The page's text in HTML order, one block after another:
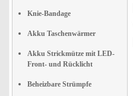
Knie-Bandage
Akku Taschenwärmer
Akku Strickmütze mit LED-
Front- und Rücklicht
Beheizbare Strümpfe